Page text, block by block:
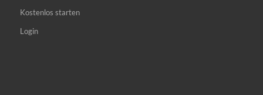
Kostenlos starten
Login